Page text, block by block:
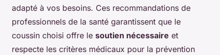
adapté à vos besoins. Ces recommandations de
professionnels de la santé garantissent que le
coussin choisi offre le soutien nécessaire et
respecte les critères médicaux pour la prévention